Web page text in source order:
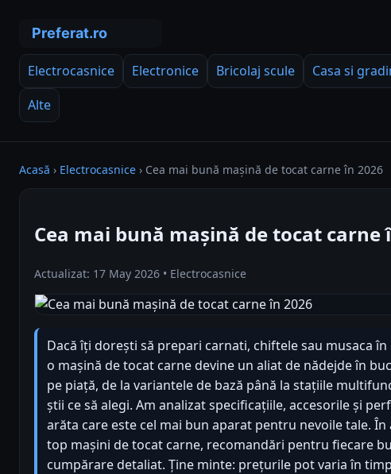
Electrocasnice Electronice Bricolaj scule Casa si
Alte
Acasă › Electrocasnice › Cea mai bună mașină de tocat carne în 2026
Cea mai bună mașină de tocat carne
Actualizat: 17 May 2026 • Electrocasnice
Dacă îți dorești să prepari carnati, chiftele sau musaca
o mașină de tocat carne devine un aliat de nădejde în
pe piață, de la variantele de bază până la stațiile
știi ce să alegi. Am analizat specificațiile, accesorile și
arăta care este cel mai bun aparat pentru nevoile tale. În
top mașini de tocat carne, recomandări pentru fiecare
cumpărare detaliat. Ține minte: prețurile pot varia în